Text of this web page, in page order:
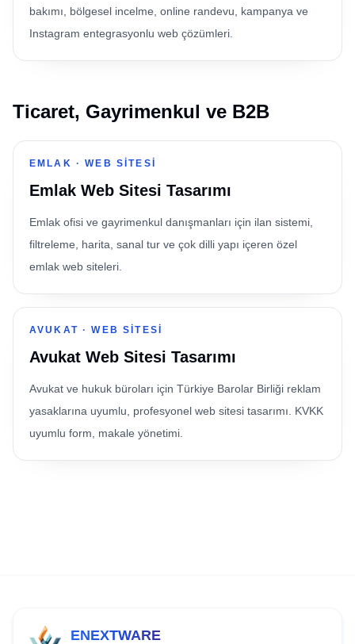
bakımı, bölgesel incelme, online randevu, kampanya ve
Instagram entegrasyonlu web çözümleri.
Ticaret, Gayrimenkul ve B2B
EMLAK ·WEB SITESI
Emlak Web Sitesi Tasarımı
Emlak ofisi ve gayrimenkul danışmanları için ilan sistemi,
filtreleme, harita, sanal tur ve çok dilli yapı içeren özel
emlak web siteleri.
AVUKAT ·WEB SITESI
Avukat Web Sitesi Tasarımı
Avukat ve hukuk büroları için Türkiye Barolar Birliği reklam
yasaklarına uyumlu, profesyonel web sitesi tasarımı. KVKK
uyumlu form, makale yönetimi.
ENEXTWARE